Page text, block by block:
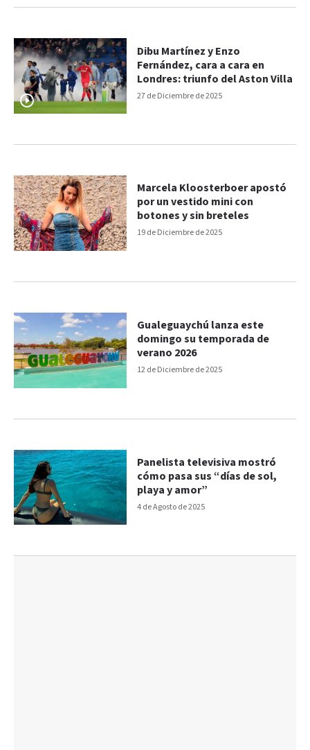
27 de Diciembre de 2025
Dibu Martínez y Enzo
Fernández, cara a cara en
Londres: triunfo del Aston Villa
19 de Diciembre de 2025
Marcela Kloosterboer apostó
por un vestido mini con
botones y sin breteles
12 de Diciembre de 2025
Gualeguaychú lanza este
domingo su temporada de
verano 2026
4 de Agosto de 2025
Panelista televisiva mostró
cómo pasa sus “días de sol,
playa y amor”